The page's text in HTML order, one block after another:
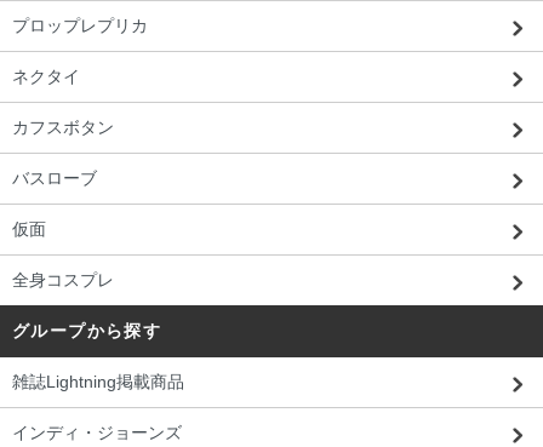
プロップレプリカ
ネクタイ
カフスボタン
バスローブ
仮面
全身コスプレ
グループから探す
雑誌Lightning掲載商品
インディ・ジョーンズ